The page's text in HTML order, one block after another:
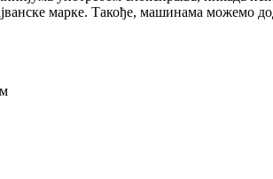
марке. Такође, машинама можемо